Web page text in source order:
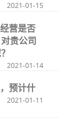
2021-01-15
营是否
贵公司
2021-01-14
预计什
2021-01-11